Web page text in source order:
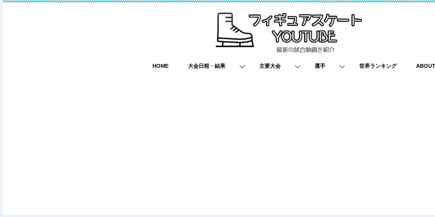
HOME 大会日程・結果 主要大会 選手 世界ランキング